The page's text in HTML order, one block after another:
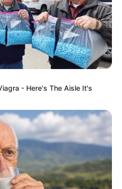
- Here's The Aisle It's